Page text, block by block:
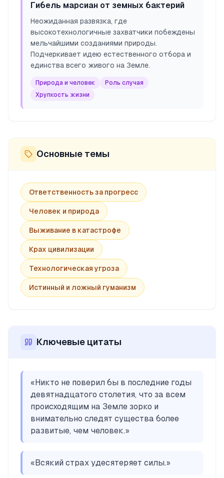
Гибель марсиан от земных бактерий
Неожиданная развязка, где
высокотехнологичные захватчики побеждены
мельчайшими созданиями природы.
Подчеркивает идею естественного отбора и
единства всего живого на Земле.
Природа и человек
Роль случая
Хрупкость жизни
Основные темы
Ответственность за прогресс
Человек и природа
Выживание в катастрофе
Крах цивилизации
Технологическая угроза
Истинный и ложный гуманизм
Ключевые цитаты
«Никто не поверил бы в последние годы
девятнадцатого столетия, что за всем
происходящим на Земле зорко и
внимательно следят существа более
развитые, чем человек.»
«Всякий страх удесятеряет силы.»